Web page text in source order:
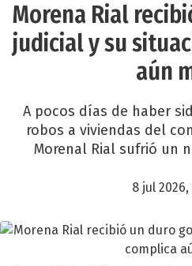
Morena Rial
judicial y su
aún
A pocos días de haber
robos a viviendas del
Morenal Rial sufrió un
8 jul 2026,